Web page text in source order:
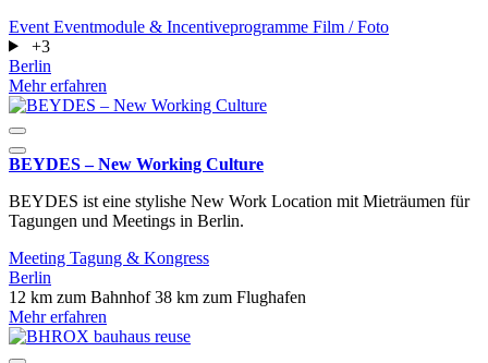
Event Eventmodule & Incentiveprogramme Film / Foto
+3
Berlin
Mehr erfahren
BEYDES – New Working Culture
BEYDES ist eine stylishe New Work Location mit Mieträumen für
Tagungen und Meetings in Berlin.
Meeting Tagung & Kongress
Berlin
12 km zum Bahnhof38 km zum Flughafen
Mehr erfahren